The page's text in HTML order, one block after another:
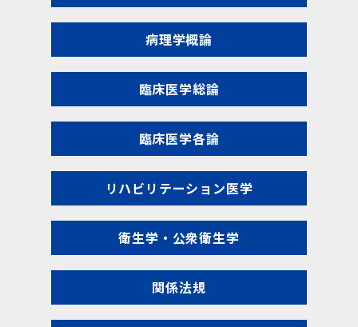
病理学概論
臨床医学総論
臨床医学各論
リハビリテーション医学
衛生学・公衆衛生学
関係法規